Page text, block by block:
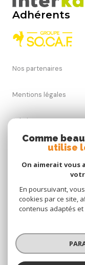
Adhérents
Nos partenaires
Mentions légales
Admin
Nos honoraires
Cookies
© 2026 | Tous droits
Comme
utilise
On aimerait vous
En poursuivant,
cookies par ce site,
contenus adaptés